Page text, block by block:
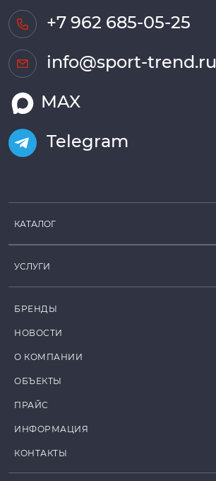
+7 962 685-05-25
info@sport-trend.ru
MAX
Telegram
КАТАЛОГ
УСЛУГИ
БРЕНДЫ
НОВОСТИ
О КОМПАНИИ
ОБЪЕКТЫ
ПРАЙС
ИНФОРМАЦИЯ
КОНТАКТЫ